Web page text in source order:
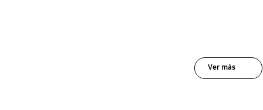
Ver más